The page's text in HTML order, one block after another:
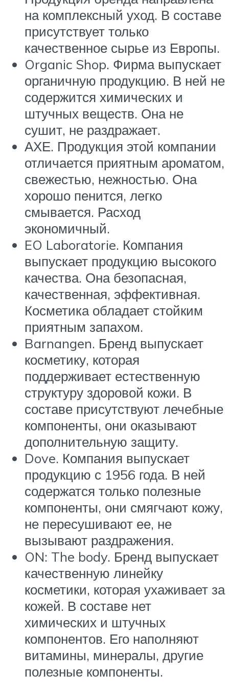
на комплексный уход. В составе
присутствует только
качественное сырье из Европы.
Organic Shop. Фирма выпускает
органичную продукцию. В ней не
содержится химических и
штучных веществ. Она не
сушит, не раздражает.
АХЕ. Продукция этой компании
отличается приятным ароматом,
свежестью, нежностью. Она
хорошо пенится, легко
смывается. Расход
экономичный.
EO Laboratorie. Компания
выпускает продукцию высокого
качества. Она безопасная,
качественная, эффективная.
Косметика обладает стойким
приятным запахом.
Barnangen. Бренд выпускает
косметику, которая
поддерживает естественную
структуру здоровой кожи. В
составе присутствуют лечебные
компоненты, они оказывают
дополнительную защиту.
Dove. Компания выпускает
продукцию с 1956 года. В ней
содержатся только полезные
компоненты, они смягчают кожу,
не пересушивают ее, не
вызывают раздражения.
ON: The body. Бренд выпускает
качественную линейку
косметики, которая ухаживает за
кожей. В составе нет
химических и штучных
компонентов. Его наполняют
витамины, минералы, другие
полезные компоненты.